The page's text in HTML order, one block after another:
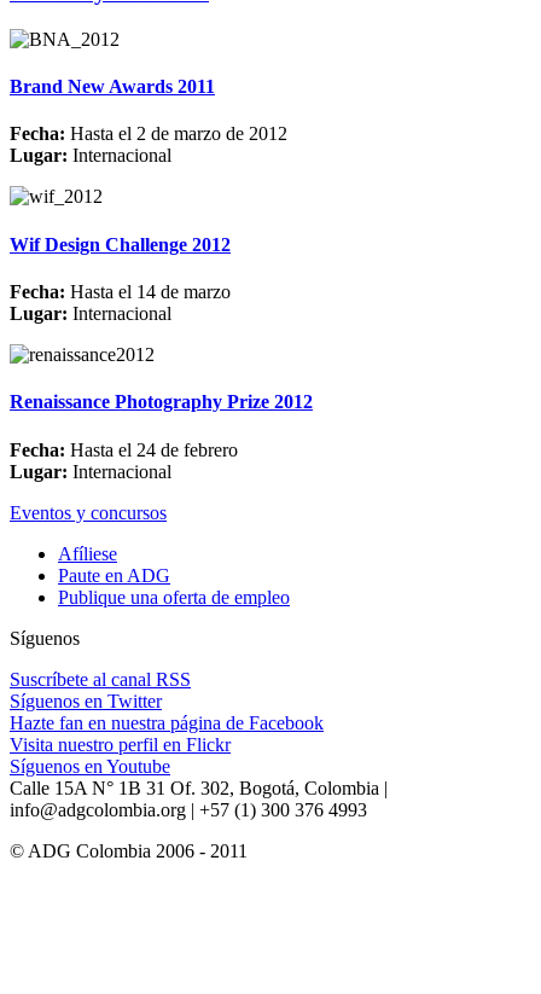
Brand New Awards 2011
Fecha: Hasta el 2 de marzo de 2012
Lugar: Internacional
Wif Design Challenge 2012
Fecha: Hasta el 14 de marzo
Lugar: Internacional
Renaissance Photography Prize 2012
Fecha: Hasta el 24 de febrero
Lugar: Internacional
Eventos y concursos
Afíliese
Paute en ADG
Publique una oferta de empleo
Síguenos
Suscríbete al canal RSS
Síguenos en Twitter
Hazte fan en nuestra página de Facebook
Visita nuestro perfil en Flickr
Síguenos en Youtube
Calle 15A N° 1B 31 Of. 302, Bogotá, Colombia |
info@adgcolombia.org | +57 (1) 300 376 4993
© ADG Colombia 2006 - 2011